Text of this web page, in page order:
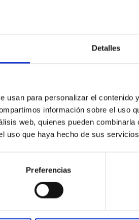
Detalles
usan para personalizar el
información sobre el uso
web, quienes pueden
uso que haya hecho de sus
Preferencias
the beauty of the universe
of the video you are